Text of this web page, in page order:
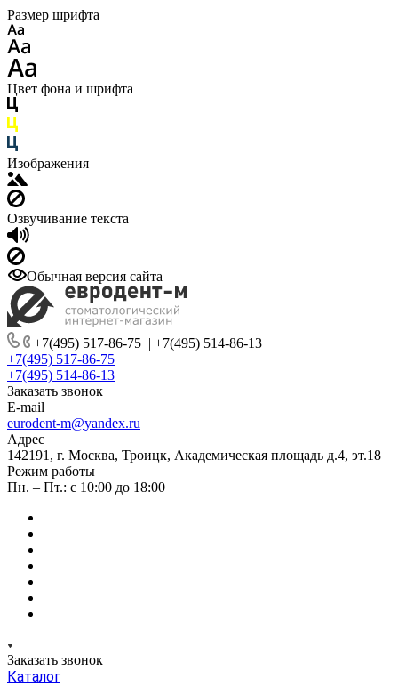
Размер шрифта
Цвет фона и шрифта
Изображения
Озвучивание текста
Обычная версия сайта
+7(495) 517-86-75 | +7(495) 514-86-13
+7(495) 517-86-75
+7(495) 514-86-13
Заказать звонок
E-mail
eurodent-m@yandex.ru
Адрес
142191, г. Москва, Троицк, Академическая площадь д.4, эт.18
Режим работы
Пн. – Пт.: с 10:00 до 18:00
Заказать звонок
Каталог